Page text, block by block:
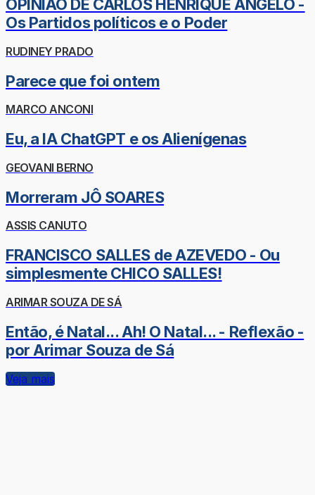
OPINIÃO DE CARLOS HENRIQUE ÂNGELO -
Os Partidos políticos e o Poder
RUDINEY PRADO
Parece que foi ontem
MARCO ANCONI
Eu, a IA ChatGPT e os Alienígenas
GEOVANI BERNO
Morreram JÔ SOARES
ASSIS CANUTO
FRANCISCO SALLES de AZEVEDO - Ou
simplesmente CHICO SALLES!
ARIMAR SOUZA DE SÁ
Então, é Natal... Ah! O Natal... - Reflexão -
por Arimar Souza de Sá
Veja mais